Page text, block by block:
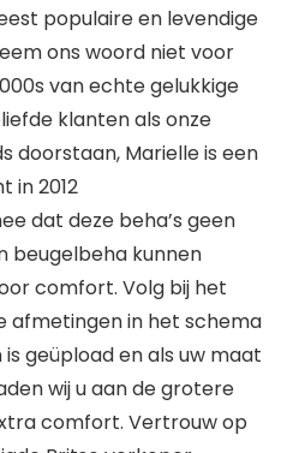
populaire en levendige
ons woord niet voor
van echte gelukkige
klanten als onze
doorstaan, Marielle is een
in 2012
dat deze beha’s geen
beugelbeha kunnen
comfort. Volg bij het
afmetingen in het schema
geüpload en als uw maat
wij u aan de grotere
comfort. Vertrouw op